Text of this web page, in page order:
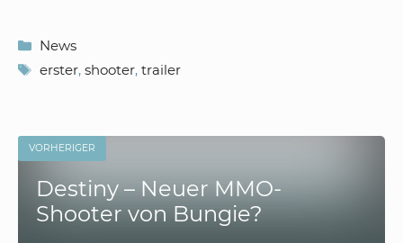
Kategorien
News
Schlagwörter
erster, shooter, trailer
VORHERIGER
Destiny – Neuer MMO-
Shooter von Bungie?